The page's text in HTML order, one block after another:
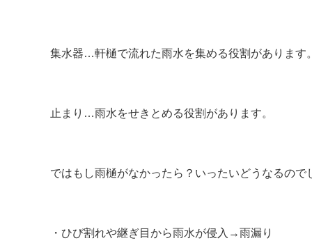
集水器…軒樋で流れた雨水を集める役割があります
止まり…雨水をせきとめる役割があります。
ではもし雨樋がなかったら？いったいどうなるの
・ひび割れや継ぎ目から雨水が侵入→雨漏り